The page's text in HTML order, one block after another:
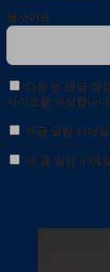
웹사이트
다음 번 댓글 작
사이트를 저장합니다.
댓글 알림 이메일
새 글 알림 이메